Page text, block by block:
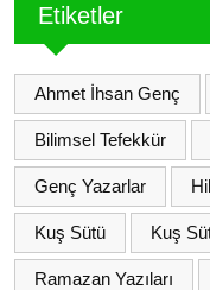
Etiketler
Ahmet İhsan Genç
Bilimsel Tefekkür
Genç Yazarlar
Kuş Sütü Kuş
Ramazan Yazıları